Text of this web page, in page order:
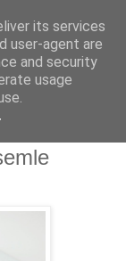
its services
user-agent are
and security
usage